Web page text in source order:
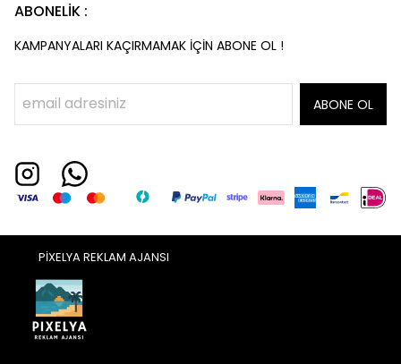
ABONELİK :
KAMPANYALARI KAÇIRMAMAK İÇİN ABONE OL !
ABONE OL
PİXELYA REKLAM AJANSI